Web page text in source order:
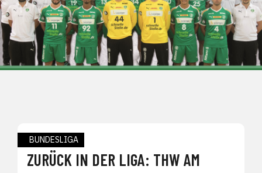
BUNDESLIGA
ZURÜCK IN DER LIGA: THW AM